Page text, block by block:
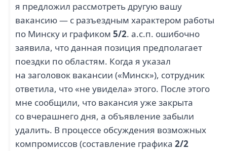
я предложил рассмотреть другую вашу
вакансию — с разъездным характером работы
по Минску и графиком 5/2. а.с.п. ошибочно
заявила, что данная позиция предполагает
поездки по областям. Когда я указал
на заголовок вакансии («Минск»), сотрудник
ответила, что «не увидела» этого. После этого
мне сообщили, что вакансия уже закрыта
со вчерашнего дня, а объявление забыли
удалить. В процессе обсуждения возможных
компромиссов (составление графика 2/2